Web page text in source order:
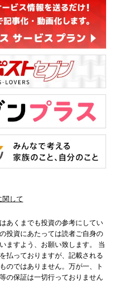
関して
あくまでも投資の参考にしてい
投資にあたっては読者ご自身の
ますよう、お願い致します。 当
払っておりますが、記載される
のではありません。万が一、ト
の保証は一切行っておりません